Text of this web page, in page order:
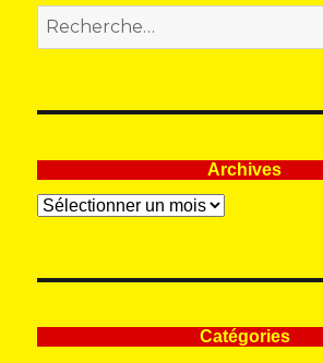
Recherche
pour
:
Archives
Archives
Catégories